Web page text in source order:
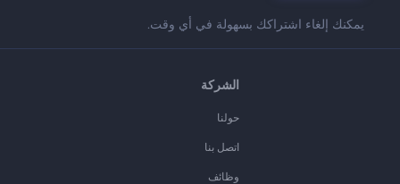
يمكنك إلغاء اشتراكك بسهولة في أي وقت.
الشركة
حولنا
اتصل بنا
وظائف